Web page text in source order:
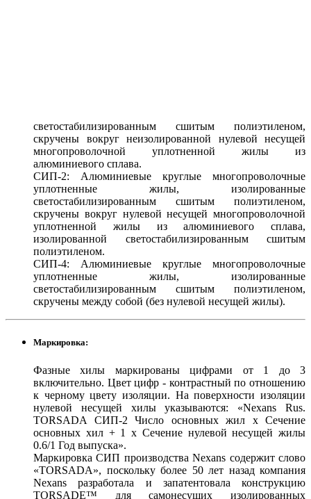
светостабилизированным сшитым полиэтиленом,
скручены вокруг неизолированной нулевой несущей
многопроволочной уплотненной жилы из
алюминиевого сплава.
СИП-2: Алюминиевые круглые многопроволочные
уплотненные жилы, изолированные
светостабилизированным сшитым полиэтиленом,
скручены вокруг нулевой несущей многопроволочной
уплотненной жилы из алюминиевого сплава,
изолированной светостабилизированным сшитым
полиэтиленом.
СИП-4: Алюминиевые круглые многопроволочные
уплотненные жилы, изолированные
светостабилизированным сшитым полиэтиленом,
скручены между собой (без нулевой несущей жилы).
Маркировка:
Фазные хилы маркированы цифрами от 1 до 3
включительно. Цвет цифр - контрастный по отношению
к черному цвету изоляции. На поверхности изоляции
нулевой несущей хилы указываются: «Nexans Rus.
TORSADA СИП-2 Число основных жил х Сечение
основных хил + 1 х Сечение нулевой несущей жилы
0.6/1 Год выпуска».
Маркировка СИП производства Nexans содержит слово
«TORSADA», поскольку более 50 лет назад компания
Nexans разработала и запатентовала конструкцию
TORSADE™ для самонесущих изолированных